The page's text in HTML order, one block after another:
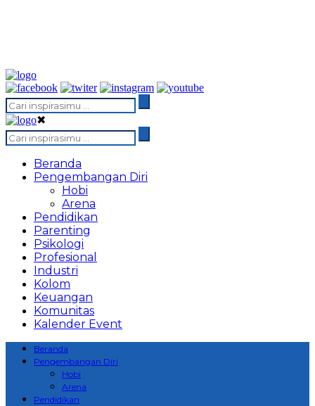
✖
Beranda
Pengembangan Diri
Hobi
Arena
Pendidikan
Parenting
Psikologi
Profesional
Industri
Kolom
Keuangan
Komunitas
Kalender Event
Beranda
Pengembangan Diri
Hobi
Arena
Pendidikan